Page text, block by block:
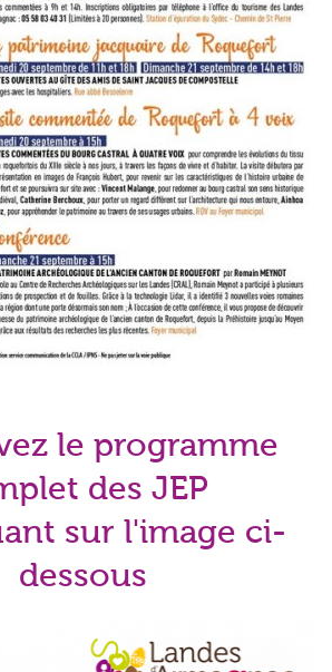
le programme
des JEP
sur l'image ci-
dessous